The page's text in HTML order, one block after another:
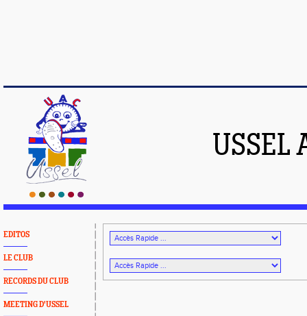
USSEL
EDITOS
LE CLUB
RECORDS DU CLUB
MEETING D'USSEL